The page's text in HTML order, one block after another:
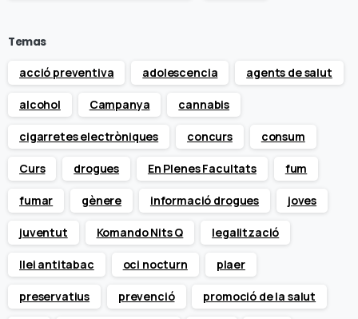
Temas
acció preventiva
adolescencia agents de salut
alcohol Campanya cannabis
cigarretes electròniques concurs consum
Curs drogues En Plenes Facultats fum
fumar gènere informació drogues joves
juventut Komando Nits Q legalització
llei antitabac oci nocturn plaer
preservatius prevenció promoció de la salut